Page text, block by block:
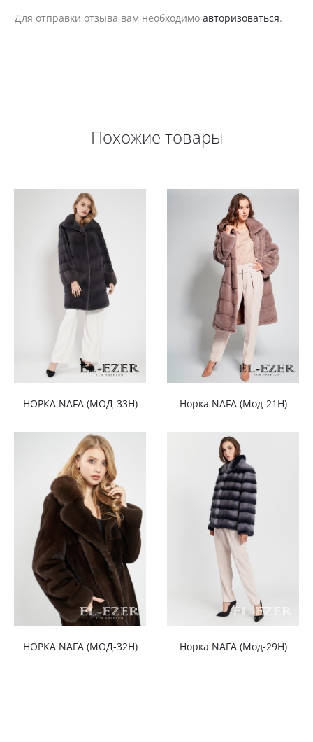
ы
Для отправки отзыва вам необходимо авторизоваться.
Похожие товары
НОРКА NAFA (МОД-33Н) Норка NAFA (Мод-21Н)
НОРКА NAFA (МОД-32Н) Норка NAFA (Мод-29Н)